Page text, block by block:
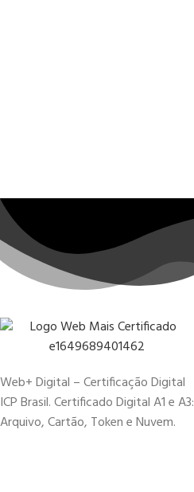
Web+ Digital – Certificação Digital
ICP Brasil. Certificado Digital A1 e A3:
Arquivo, Cartão, Token e Nuvem.